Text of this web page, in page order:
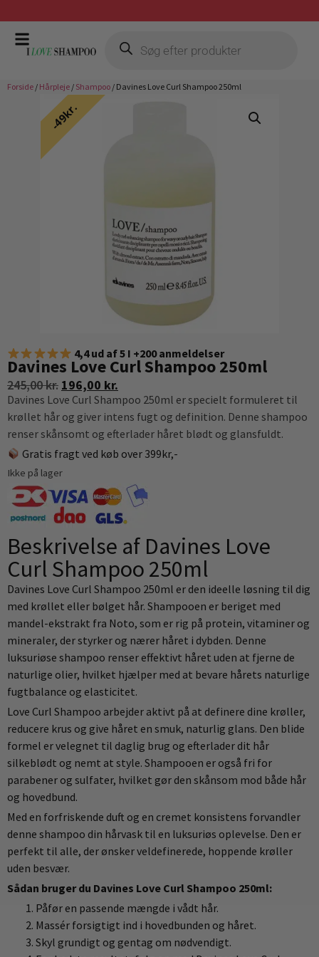
Gratis fragt ved køb over 399,-
Forside / Hårpleje / Shampoo / Davines Love Curl Shampoo 250ml
4,4 ud af 5 I +200 anmeldelser
Davines Love Curl Shampoo 250ml
245,00kr. 196,00 kr.
Davines Love Curl Shampoo 250ml er specielt formuleret til
krøllet hår og giver intens fugt og definition. Denne shampoo
renser skånsomt og efterlader håret blødt og glansfuldt.
Gratis fragt ved køb over 399kr,-
Ikke på lager
Beskrivelse af Davines Love
Curl Shampoo 250ml
Davines Love Curl Shampoo 250ml er den ideelle løsning til dig
med krøllet eller bølget hår. Shampooen er beriget med
mandel-ekstrakt fra Noto, som er rig på protein, vitaminer og
mineraler, der styrker og nærer håret i dybden. Denne
luksuriøse shampoo renser effektivt håret uden at fjerne de
naturlige olier, hvilket hjælper med at bevare hårets naturlige
fugtbalance og elasticitet.
Love Curl Shampoo arbejder aktivt på at definere dine krøller,
reducere krus og give håret en smuk, naturlig glans. Den blide
formel er velegnet til daglig brug og efterlader dit hår
silkeblødt og nemt at style. Shampooen er også fri for
parabener og sulfater, hvilket gør den skånsom mod både hår
og hovedbund.
Med en forfriskende duft og en cremet konsistens forvandler
denne shampoo din hårvask til en luksuriøs oplevelse. Den er
perfekt til alle, der ønsker veldefinerede, hoppende krøller
uden besvær.
Sådan bruger du Davines Love Curl Shampoo 250ml:
Påfør en passende mængde i vådt hår.
Massér forsigtigt ind i hovedbunden og håret.
Skyl grundigt og gentag om nødvendigt.
49kr.